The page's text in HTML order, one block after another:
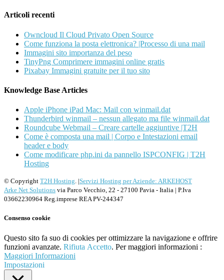
Articoli recenti
Owncloud Il Cloud Privato Open Source
Come funziona la posta elettronica? |Processo di una mail
Immagini sito importanza del peso
TinyPng Comprimere immagini online gratis
Pixabay Immagini gratuite per il tuo sito
Knowledge Base Articles
Apple iPhone iPad Mac: Mail con winmail.dat
Thunderbird winmail – nessun allegato ma file winmail.dat
Roundcube Webmail – Creare cartelle aggiuntive |T2H
Come è composta una mail | Corpo e Intestazioni email
header e body
Come modificare php.ini da pannello ISPCONFIG | T2H
Hosting
© Copyright T2H Hosting. |Servizi Hosting per Aziende: ARKEHOST
Arke Net Solutions via Parco Vecchio, 22 - 27100 Pavia - Italia | P.Iva
03662230964 Reg.imprese REA PV-244347
Consenso cookie
Questo sito fa suo di cookies per ottimizzare la navigazione e offrire
funzioni avanzate. Rifiuta Accetto. Per maggiori informazioni :
Maggiori Informazioni
Impostazioni